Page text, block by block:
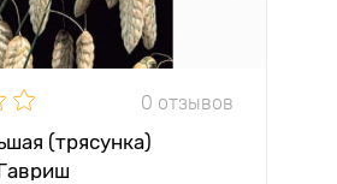
0 отзывов
(трясунка)